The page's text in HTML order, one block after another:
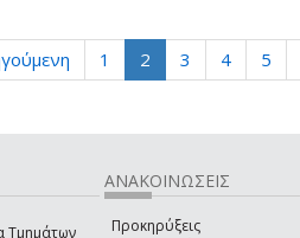
1 2 3 4 5
Τμημάτων
ΑΝΑΚΟΙΝΩΣΕΙΣ
Προκηρύξεις